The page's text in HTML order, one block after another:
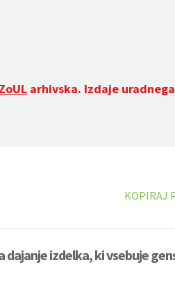
ZoUL arhivska. Izdaje
KOPIRAJ
dajanje izdelka, ki vsebuje